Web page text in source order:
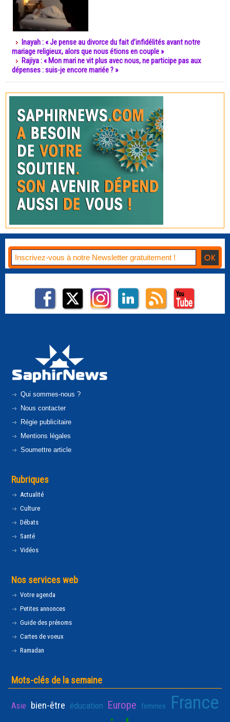
Inayah : « Je pense au divorce du fait d’infidélités avant notre
mariage religieux, alors que nous étions en couple »
Rajiya : « Mon mari ne vit plus avec nous, ne participe pas aux
dépenses : suis-je encore mariée ? »
Qui sommes-nous ?
Nous contacter
Régie publicitaire
Mentions légales
Soumettre article
Rubriques
Actualité
Culture
Débats
Santé
Vidéos
Nos services web
Votre agenda
Petites annonces
Guide des prénoms
Cartes de voeux
Ramadan
Mots-clés de la semaine
Asie bien-être éducation Europe femmes France